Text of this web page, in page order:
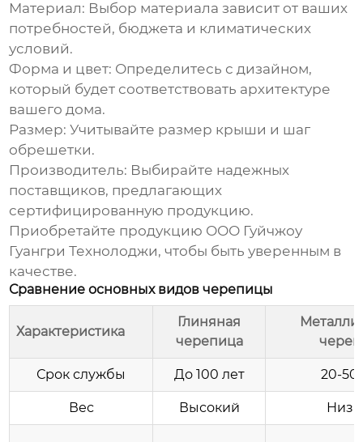
Материал: Выбор материала зависит от ваших
потребностей, бюджета и климатических
условий.
Форма и цвет: Определитесь с дизайном,
который будет соответствовать архитектуре
вашего дома.
Размер: Учитывайте размер крыши и шаг
обрешетки.
Производитель: Выбирайте надежных
поставщиков, предлагающих
сертифицированную продукцию.
Приобретайте продукцию ООО Гуйчжоу
Гуангри Технолоджи, чтобы быть уверенным в
качестве.
Сравнение основных видов черепицы
Характеристика
Глиняная
черепица
Срок службы До 100 лет 20-50
Вес Высокий